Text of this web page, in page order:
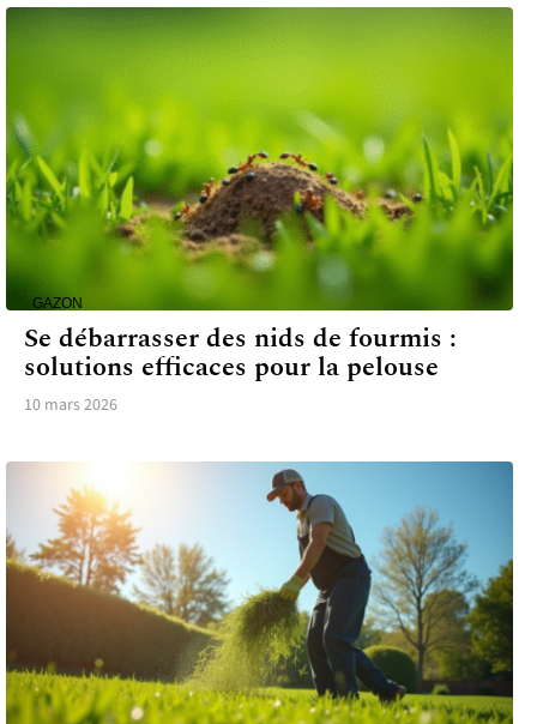
GAZON
Se débarrasser des nids de fourmis :
solutions efficaces pour la pelouse
10 mars 2026